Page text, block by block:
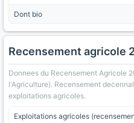
Dont bio
Recensement agricole
Donnees du Recensement Agricole
l'Agriculture). Recensement
exploitations agricoles.
Exploitations agricoles